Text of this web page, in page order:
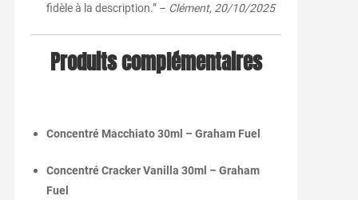
fidèle à la description.” – Clément, 20/10/2025
Produits complémentaires
Concentré Macchiato 30ml – Graham Fuel
Concentré Cracker Vanilla 30ml – Graham
Fuel